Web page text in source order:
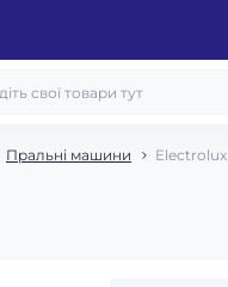
Пральні машини Electrolux